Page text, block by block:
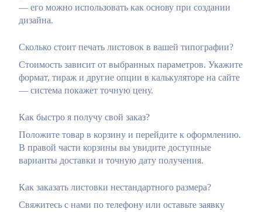
— его можно использовать как основу при создании
дизайна.
Сколько стоит печать листовок в вашей типографии?
Стоимость зависит от выбранных параметров. Укажите
формат, тираж и другие опции в калькуляторе на сайте
— система покажет точную цену.
Как быстро я получу свой заказ?
Положите товар в корзину и перейдите к оформлению.
В правой части корзины вы увидите доступные
варианты доставки и точную дату получения.
Как заказать листовки нестандартного размера?
Свяжитесь с нами по телефону или оставьте заявку